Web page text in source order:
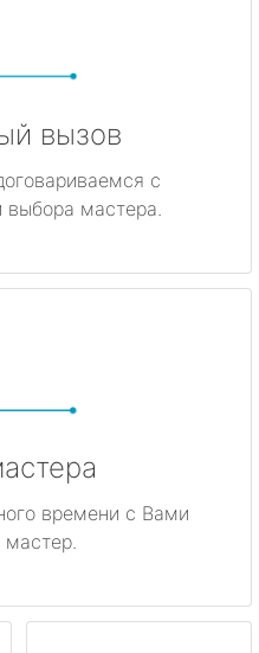
вызов
с
выбора мастера.
времени с Вами